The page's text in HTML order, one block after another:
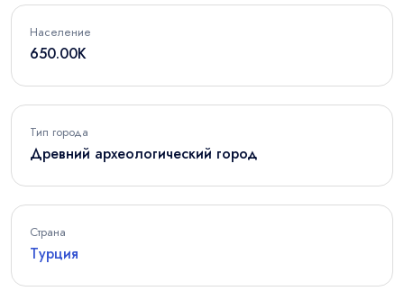
Население
650.00K
Тип города
Древний археологический город
Страна
Турция